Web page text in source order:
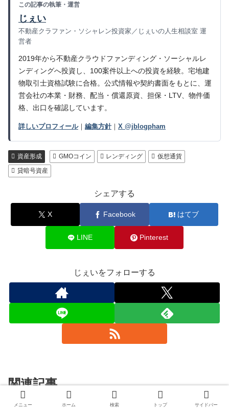
この記事の執筆・運営
じぇい
不動産クラファン・ソシャレン投資家／じぇいの人生相談室 運
営者
2019年から不動産クラウドファンディング・ソーシャルレ
ンディングへ投資し、100案件以上への投資を経験。宅地建
物取引士資格試験に合格。公式情報や契約書面をもとに、運
営会社の本業・財務、配当・償還原資、担保・LTV、物件価
格、出口を確認しています。
詳しいプロフィール｜ 編集方針 ｜ X @jblogpham
資産形成 GMOコイン レンディング
仮想通貨
貸暗号資産
シェアする
X Facebook はてブ
LINE Pinterest
じぇいをフォローする
関連記事
メニュー ホーム 検索 トップ サイドバー